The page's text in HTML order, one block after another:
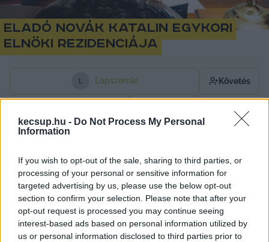
kecsup.hu - Do Not Process My Personal
Information
If you wish to opt-out of the sale, sharing to third parties, or
processing of your personal or sensitive information for
targeted advertising by us, please use the below opt-out
section to confirm your selection. Please note that after your
opt-out request is processed you may continue seeing
interest-based ads based on personal information utilized by
us or personal information disclosed to third parties prior to
Eladó Novák Katalin egykori
elnöki rezidenciája
L Lapszemle Követés
Vagyonkezelő újra megpróbálja eladni Novák
Katalin egykori elnöki rezidenciáját. A
villaparkért a potenciális vevőnek 25,5 milliárd
forintot kellene fizetnie. Lapszemle.